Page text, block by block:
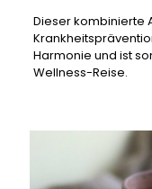
Dieser kombinierte
Harmonie und ist
Wellness-Reise.